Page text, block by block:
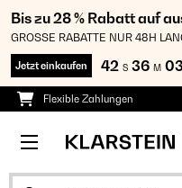
Bis zu 28 % Rabatt auf
GROSSE RABATTE NUR 48H
Jetzt einkaufen 42 S 36 M
Flexible Zahlungen